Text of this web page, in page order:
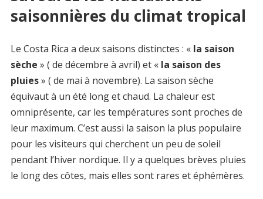
saisonnières du climat tropical
Le Costa Rica a deux saisons distinctes : « la saison
sèche » ( de décembre à avril) et « la saison des
pluies» ( de mai à novembre). La saison sèche
équivaut à un été long et chaud. La chaleur est
omniprésente, car les températures sont proches de
leur maximum. C’est aussi la saison la plus populaire
pour les visiteurs qui cherchent un peu de soleil
pendant l’hiver nordique. Il y a quelques brèves pluies
le long des côtes, mais elles sont rares et éphémères.